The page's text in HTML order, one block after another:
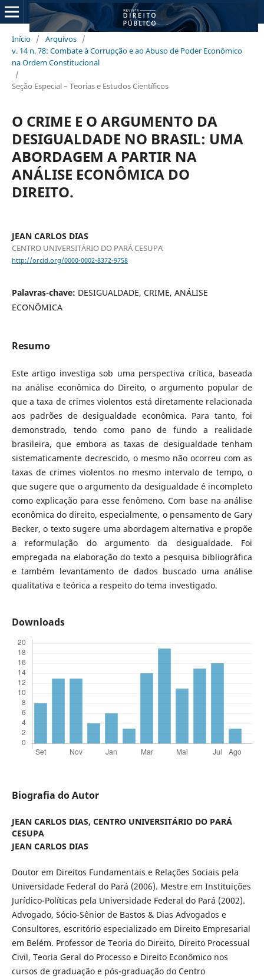
Início / Arquivos /
v. 14 n. 78: Combate à Corrupção e ao Abuso de Poder Econômico
na Ordem Constitucional
/
Seção Especial – Teorias e Estudos Científicos
O CRIME E O ARGUMENTO DA
DESIGUALDADE NO BRASIL: UMA
ABORDAGEM A PARTIR NA
ANÁLISE ECONÔMICA DO
DIREITO.
JEAN CARLOS DIAS
CENTRO UNIVERSITÁRIO DO PARÁ CESUPA
http://orcid.org/0000-0002-8372-9758
Palavras-chave: DESIGUALDADE, CRIME, ANÁLISE
ECONÔMICA
Resumo
Este artigo investiga sob uma perspectiva crítica, baseada
na análise econômica do Direito, o argumento popular de
que a taxa de crimes violentos está diretamente relacionada
aos padrões de desigualdade econômica. Para tanto, foi
demonstrado, tendo como pano de fundo a realidade
brasileira, que embora as taxas de desigualdade tenham
sistematicamente decrescido, o mesmo não ocorreu com as
taxas de crimes violentos no mesmo intervalo de tempo, o
que sugere que o argumento da desigualdade é incompleto
como explicação para esse fenômeno. Com base na análise
econômica do direito, especialmente, o pensamento de Gary
Becker, o texto sugere uma abordagem alternativa e propõe
a reformulação do argumento da desigualdade. Foi
empregada na elaboração do texto a pesquisa bibliográfica
e também levantamento de dados buscado uma análise
qualitativa e teórica a respeito do tema investigado.
Downloads
Biografia do Autor
JEAN CARLOS DIAS, CENTRO UNIVERSITÁRIO DO PARÁ
CESUPA
JEAN CARLOS DIAS
Doutor em Direitos Fundamentais e Relações Sociais pela
Universidade Federal do Pará (2006). Mestre em Instituições
Jurídico-Políticas pela Universidade Federal do Pará (2002).
Advogado, Sócio-Sênior de Bastos & Dias Advogados e
Consultores, escritório especializado em Direito Empresarial
em Belém. Professor de Teoria do Direito, Direito Processual
Civil, Teoria Geral do Processo e Direito Econômico nos
cursos de graduação e pós-graduação do Centro